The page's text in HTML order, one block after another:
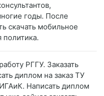
годы. После
скачать мобильное
РГГУ. Заказать
диплом на заказ ТУ
Написать диплом